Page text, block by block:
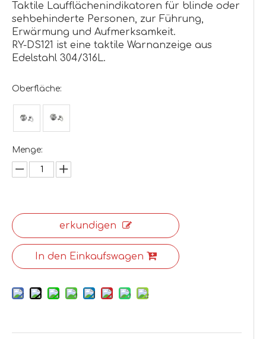
Taktile Laufflächenindikatoren für blinde oder
sehbehinderte Personen, zur Führung,
Erwärmung und Aufmerksamkeit.
RY-DS121 ist eine taktile Warnanzeige aus
Edelstahl 304/316L.
Oberfläche:
Menge:
erkundigen
In den Einkaufswagen